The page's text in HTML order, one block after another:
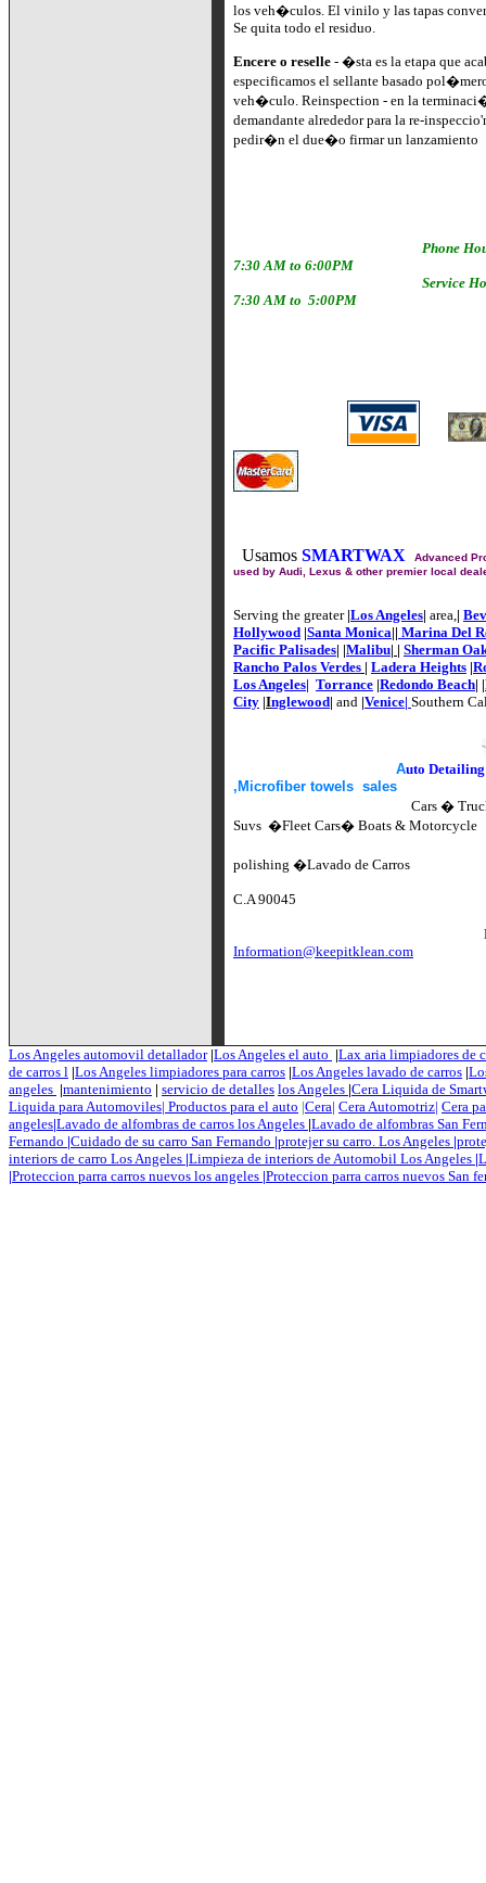
los veh�culos. El vinilo y las tapas
Se quita todo el residuo.
Encere o reselle - �sta es la etapa que
especificamos el sellante basado
veh�culo. Reinspection - en la
demandante alrededor para la re-
pedir�n el due�o firmar un lanzamiento
Phone
7:30 AM to 6:00PM
Service
7:30 AM to 5:00PM
Usamos SMARTWAX
Advanced
used by Audi, Lexus & other premier local
Serving the greater |Los Angeles| area,|
Hollywood |Santa Monica|| Marina Del
Pacific Palisades| |Malibu| | Sherman
Rancho Palos Verdes | Ladera Heights |
Los Angeles| Torrance |Redondo Beach| |
City |Inglewood| and |Venice| Southern
Auto
,Microfiber towels sales
Cars �
Suvs �Fleet Cars� Boats & Motorcycle
polishing �Lavado de Carros
C.A 90045
E-
Information@keepitklean.com
Los Angeles automovil detallador |Los Angeles el auto |Lax aria limpiadores de
de carros l |Los Angeles limpiadores para carros |Los Angeles lavado de carros |
angeles |mantenimiento | servicio de detalles los Angeles |Cera Liquida de
Liquida para Automoviles| Productos para el auto |Cera| Cera Automotriz| Cera
angeles|Lavado de alfombras de carros los Angeles |Lavado de alfombras San
Fernando |Cuidado de su carro San Fernando |protejer su carro. Los Angeles |
interiors de carro Los Angeles |Limpieza de interiors de Automobil Los Angeles |
|Proteccion parra carros nuevos los angeles |Proteccion parra carros nuevos San